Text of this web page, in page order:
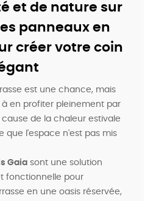
et de nature sur
panneaux en
créer votre coin
est une chance, mais
en profiter pleinement par
de la chaleur estivale
que l'espace n'est pas mis
Gaia sont une solution
fonctionnelle pour
en une oasis réservée,